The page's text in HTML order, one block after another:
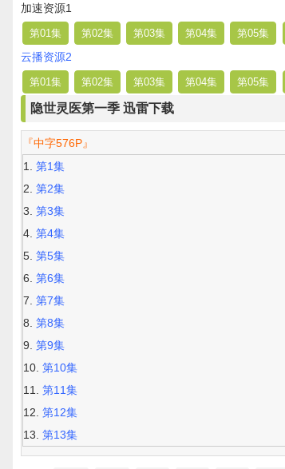
加速资源1
第01集 第02集 第03集 第04集 第05集
云播资源2
第01集 第02集 第03集 第04集 第05集
隐世灵医第一季 迅雷下载
『中字576P』
第1集
第2集
第3集
第4集
第5集
第6集
第7集
第8集
第9集
第10集
第11集
第12集
第13集